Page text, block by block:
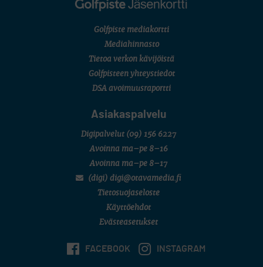
Golfpiste mediakortti
Mediahinnasto
Tietoa verkon kävijöistä
Golfpisteen yhteystiedot
DSA avoimuusraportti
Asiakaspalvelu
Digipalvelut (09) 156 6227
Avoinna ma–pe 8–16
Avoinna ma–pe 8–17
(digi) digi@otavamedia.fi
Tietosuojaseloste
Käyttöehdot
Evästeasetukset
FACEBOOK INSTAGRAM